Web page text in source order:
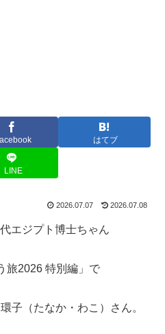
はてブ
LINE
2026.07.07 2026.07.08
エジプト博士ちゃん
旅2026 特別編」で
子（たなか・わこ）さん。